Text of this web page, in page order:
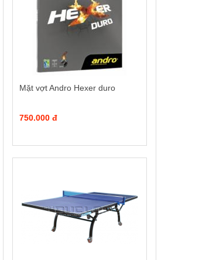
Mặt vợt Andro Hexer duro
750.000 đ